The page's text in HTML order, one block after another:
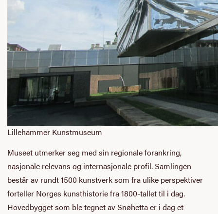
Lillehammer Kunstmuseum
Museet utmerker seg med sin regionale forankring,
nasjonale relevans og internasjonale profil. Samlingen
består av rundt 1500 kunstverk som fra ulike perspektiver
forteller Norges kunsthistorie fra 1800-tallet til i dag.
Hovedbygget som ble tegnet av Snøhetta er i dag et